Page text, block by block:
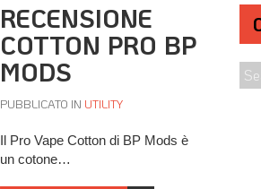
RECENSIONE
COTTON PRO BP
MODS
PUBBLICATO IN UTILITY
Il Pro Vape Cotton di BP Mods è
un cotone…